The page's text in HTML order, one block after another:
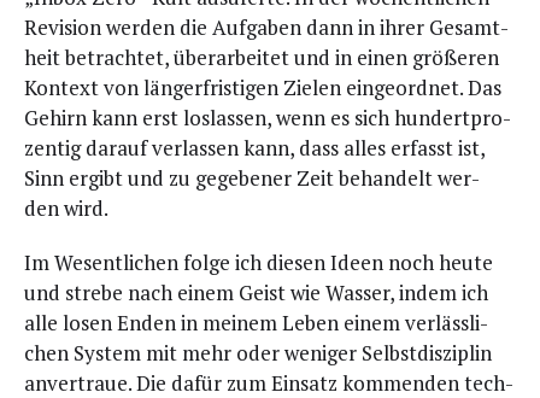
Revi­si­on wer­den die Auf­ga­ben dann in ihrer Gesamt­
heit betrach­tet, über­ar­bei­tet und in einen grö­ße­ren
Kon­text von län­ger­fris­ti­gen Zie­len ein­ge­ord­net. Das
Gehirn kann erst los­las­sen, wenn es sich hun­dert­pro­
zen­tig dar­auf ver­las­sen kann, dass alles erfasst ist,
Sinn ergibt und zu gege­be­ner Zeit behan­delt wer­
den wird.
Im Wesent­li­chen fol­ge ich die­sen Ideen noch heu­te
und stre­be nach einem Geist wie Was­ser, indem ich
alle losen Enden in mei­nem Leben einem ver­läss­li­
chen Sys­tem mit mehr oder weni­ger Selbst­dis­zi­plin
anver­traue. Die dafür zum Ein­satz kom­men­den tech­